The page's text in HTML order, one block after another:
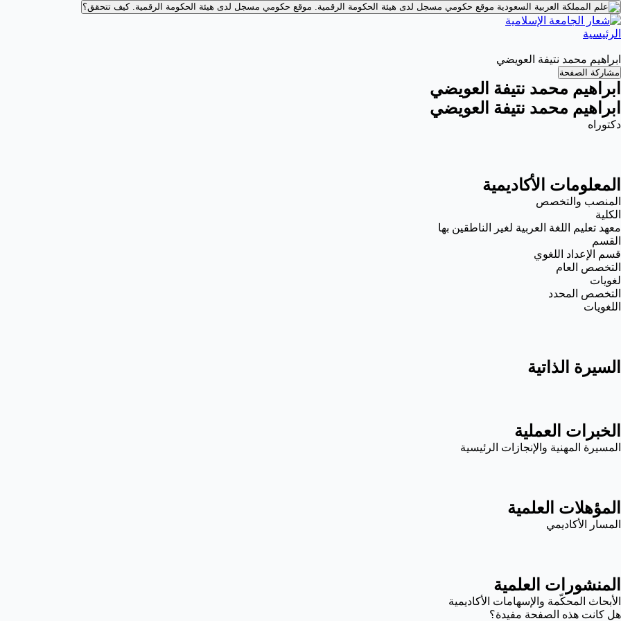
موقع حكومي مسجل لدى هيئة الحكومة الرقمية. موقع حكومي مسجل لدى هيئة الحكومة الرقمية.كيف تتحقق؟
الرئيسية
ابراهيم محمد نتيفة العويضي
مشاركة الصفحة
ابراهيم محمد نتيفة العويضي
ابراهيم محمد نتيفة العويضي
دكتوراه
المعلومات الأكاديمية
المنصب والتخصص
الكلية
معهد تعليم اللغة العربية لغير الناطقين بها
القسم
قسم الإعداد اللغوي
التخصص العام
لغويات
التخصص المحدد
اللغويات
السيرة الذاتية
الخبرات العملية
المسيرة المهنية والإنجازات الرئيسية
المؤهلات العلمية
المسار الأكاديمي
المنشورات العلمية
الأبحاث المحكّمة والإسهامات الأكاديمية
هل كانت هذه الصفحة مفيدة؟